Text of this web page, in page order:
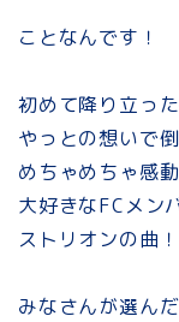
ことなんです！
初めて降り立った
やっとの想いで
めちゃめちゃ感
大好きなFCメン
ストリオンの曲！
みなさんが選んだ